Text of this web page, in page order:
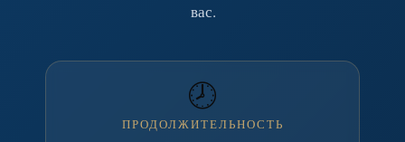
вас.
🕗
ПРОДОЛЖИТЕЛЬНОСТЬ